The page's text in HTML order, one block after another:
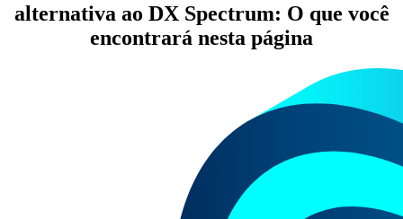
alternativa ao DX Spectrum: O que você
encontrará nesta página